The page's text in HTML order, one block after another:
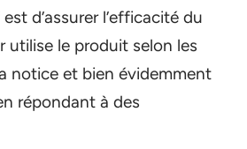
est d’assurer l’efficacité du
utilise le produit selon les
notice et bien évidemment
répondant à des